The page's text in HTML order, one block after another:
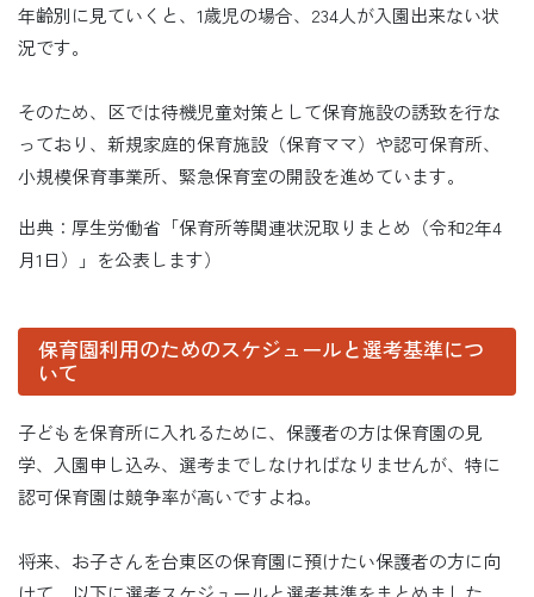
年齢別に見ていくと、1歳児の場合、234人が入園出来ない状
況です。
そのため、区では待機児童対策として保育施設の誘致を行な
っており、新規家庭的保育施設（保育ママ）や認可保育所、
小規模保育事業所、緊急保育室の開設を進めています。
出典：厚生労働省「保育所等関連状況取りまとめ（令和2年4
月1日）」を公表します）
保育園利用のためのスケジュールと選考基準につ
いて
子どもを保育所に入れるために、保護者の方は保育園の見
学、入園申し込み、選考までしなければなりませんが、特に
認可保育園は競争率が高いですよね。
将来、お子さんを台東区の保育園に預けたい保護者の方に向